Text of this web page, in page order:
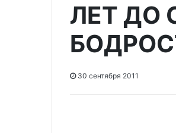
ЛЕТ ДО
30 сентября 2011